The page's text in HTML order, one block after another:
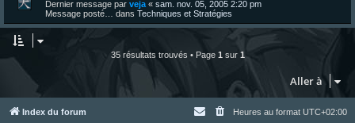
Dernier message par veja « sam. nov. 05, 2005 2:20 pm
Message posté… dans Techniques et Stratégies
35 résultats trouvés • Page 1 sur 1
Aller à
Index du forum Heures au format UTC+02:00